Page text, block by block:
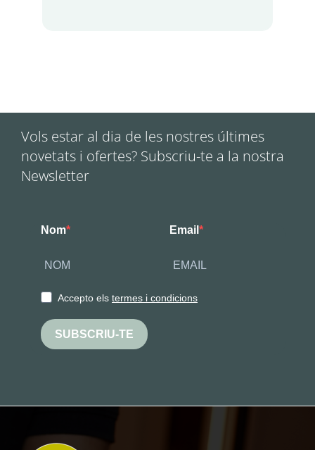
Vols estar al dia de les nostres últimes
novetats i ofertes? Subscriu-te a la nostra
Newsletter
Nom Email
Accepto els termes i condicions
SUBSCRIU-TE